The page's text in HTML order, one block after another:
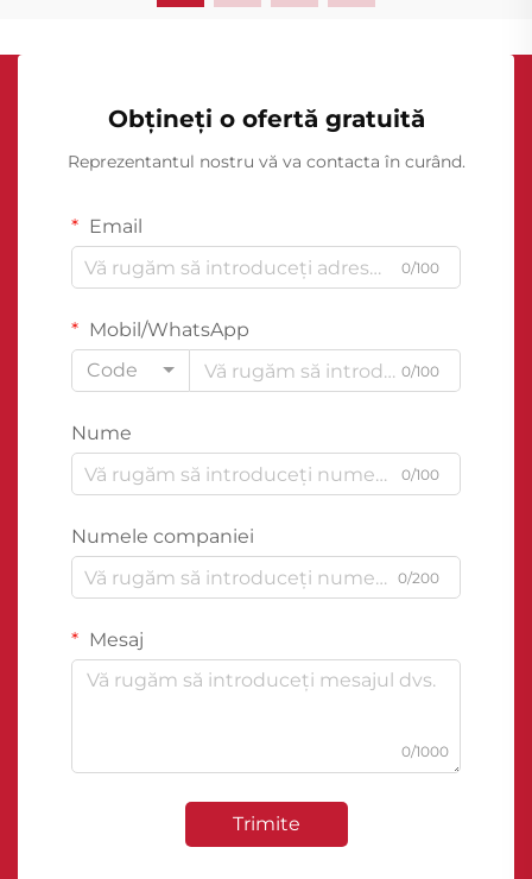
Obțineți o ofertă gratuită
Reprezentantul nostru vă va contacta în curând.
Email
0/100
Mobil/WhatsApp
Code
0/100
Nume
0/100
Numele companiei
0/200
Mesaj
0/1000
Trimite